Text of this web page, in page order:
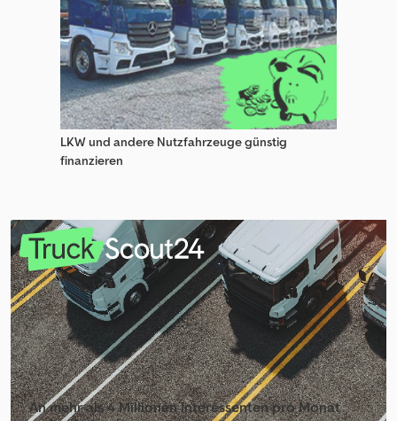
LKW und andere Nutzfahrzeuge günstig
finanzieren
An mehr als 4 Millionen Inte­ressenten pro Monat